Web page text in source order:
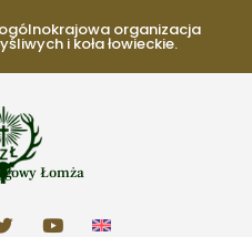
organizacja
i koła łowieckie.
Łomża